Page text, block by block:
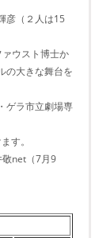
彦（２人は15
ウスト博士か
の大きな舞台を
ゲラ市立劇場専
す。
敬net（7月9